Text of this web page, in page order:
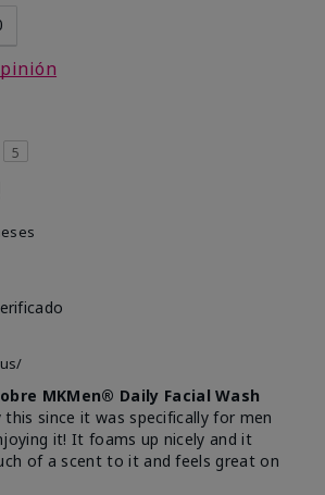
5
MKMen® Daily Facial Wash
since it was specifically for men
it! It foams up nicely and it
of a scent to it and feels great on